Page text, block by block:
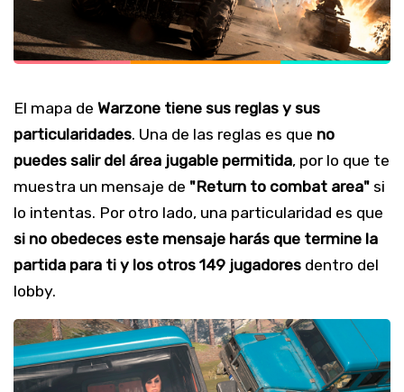
El mapa de Warzone tiene sus reglas y sus
particularidades. Una de las reglas es que no
puedes salir del área jugable permitida, por lo que te
muestra un mensaje de "Return to combat area" si
lo intentas. Por otro lado, una particularidad es que
si no obedeces este mensaje harás que termine la
partida para ti y los otros 149 jugadores dentro del
lobby.